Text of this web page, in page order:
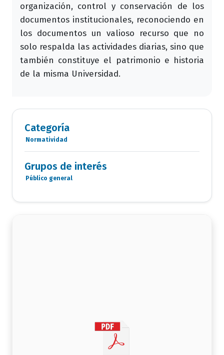
organización, control y conservación de los
documentos institucionales, reconociendo en
los documentos un valioso recurso que no
solo respalda las actividades diarias, sino que
también constituye el patrimonio e historia
de la misma Universidad.
Categoría
Categoria
Documentos
Normatividad
Grupos de interés
Grupo
interés
Público general